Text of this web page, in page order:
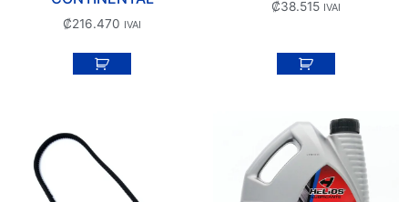
₡216.470 IVAI
₡38.515 IVAI